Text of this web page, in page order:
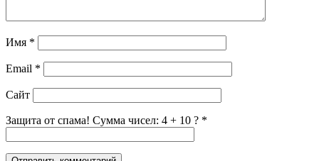
Имя *
Email *
Сайт
Защита от спама! Сумма чисел: 4 + 10 ? *